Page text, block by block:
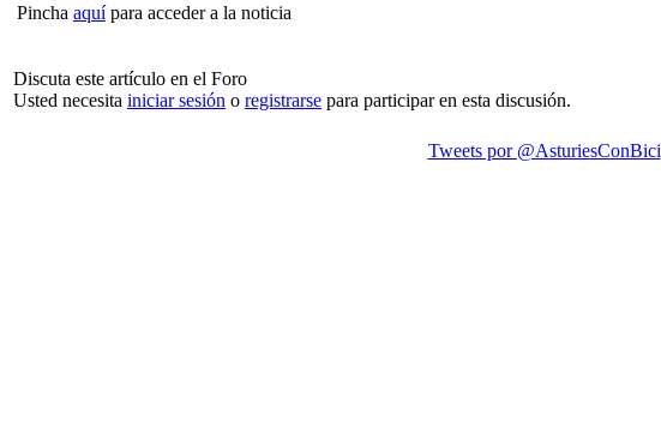
Pincha aquípara acceder a la noticia
Discuta este artículo en el Foro
Usted necesita iniciar sesión o registrarse para participar en esta discusión.
Tweets por @AsturiesConBici